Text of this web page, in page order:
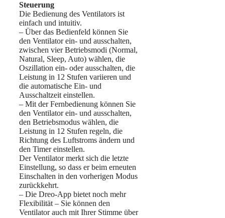
Steuerung
Die Bedienung des Ventilators ist
einfach und intuitiv.
– Über das Bedienfeld können Sie
den Ventilator ein- und ausschalten,
zwischen vier Betriebsmodi (Normal,
Natural, Sleep, Auto) wählen, die
Oszillation ein- oder ausschalten, die
Leistung in 12 Stufen variieren und
die automatische Ein- und
Ausschaltzeit einstellen.
– Mit der Fernbedienung können Sie
den Ventilator ein- und ausschalten,
den Betriebsmodus wählen, die
Leistung in 12 Stufen regeln, die
Richtung des Luftstroms ändern und
den Timer einstellen.
Der Ventilator merkt sich die letzte
Einstellung, so dass er beim erneuten
Einschalten in den vorherigen Modus
zurückkehrt.
– Die Dreo-App bietet noch mehr
Flexibilität – Sie können den
Ventilator auch mit Ihrer Stimme über